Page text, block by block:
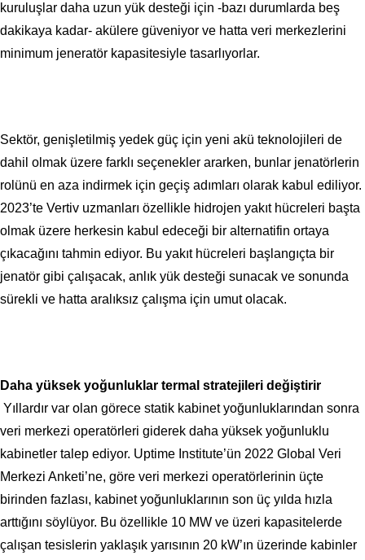
kuruluşlar daha uzun yük desteği için -bazı durumlarda beş
dakikaya kadar- akülere güveniyor ve hatta veri merkezlerini
minimum jeneratör kapasitesiyle tasarlıyorlar.
Sektör, genişletilmiş yedek güç için yeni akü teknolojileri de
dahil olmak üzere farklı seçenekler ararken, bunlar jenatörlerin
rolünü en aza indirmek için geçiş adımları olarak kabul ediliyor.
2023’te Vertiv uzmanları özellikle hidrojen yakıt hücreleri başta
olmak üzere herkesin kabul edeceği bir alternatifin ortaya
çıkacağını tahmin ediyor. Bu yakıt hücreleri başlangıçta bir
jenatör gibi çalışacak, anlık yük desteği sunacak ve sonunda
sürekli ve hatta aralıksız çalışma için umut olacak.
Daha yüksek yoğunluklar termal stratejileri değiştirir
Yıllardır var olan görece statik kabinet yoğunluklarından sonra
veri merkezi operatörleri giderek daha yüksek yoğunluklu
kabinetler talep ediyor. Uptime Institute’ün 2022 Global Veri
Merkezi Anketi’ne, göre veri merkezi operatörlerinin üçte
birinden fazlası, kabinet yoğunluklarının son üç yılda hızla
arttığını söylüyor. Bu özellikle 10 MW ve üzeri kapasitelerde
çalışan tesislerin yaklaşık yarısının 20 kW’ın üzerinde kabinler